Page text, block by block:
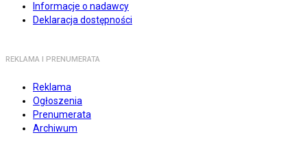
Informacje o nadawcy
Deklaracja dostępności
REKLAMA I PRENUMERATA
Reklama
Ogłoszenia
Prenumerata
Archiwum